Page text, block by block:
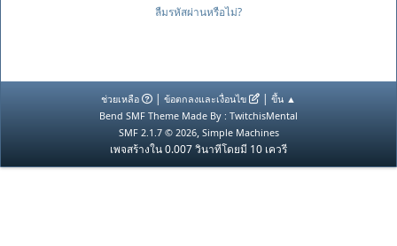
ลืมรหัสผ่านหรือไม่?
ช่วยเหลือ | ข้อตกลงและเงื่อนไข | ขึ้น ▲
Bend SMF Theme Made By : TwitchisMental
SMF 2.1.7 © 2026, Simple Machines
เพจสร้างใน 0.007 วินาทีโดยมี 10 เควรี